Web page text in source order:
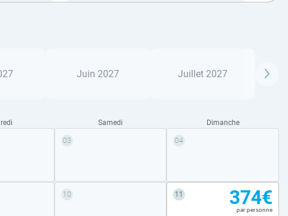
Juin 2027 Juillet 2027
Samedi Dimanche
03 04
10 11 374€
par personne